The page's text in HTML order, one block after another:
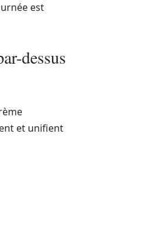
est
dessus
et unifient